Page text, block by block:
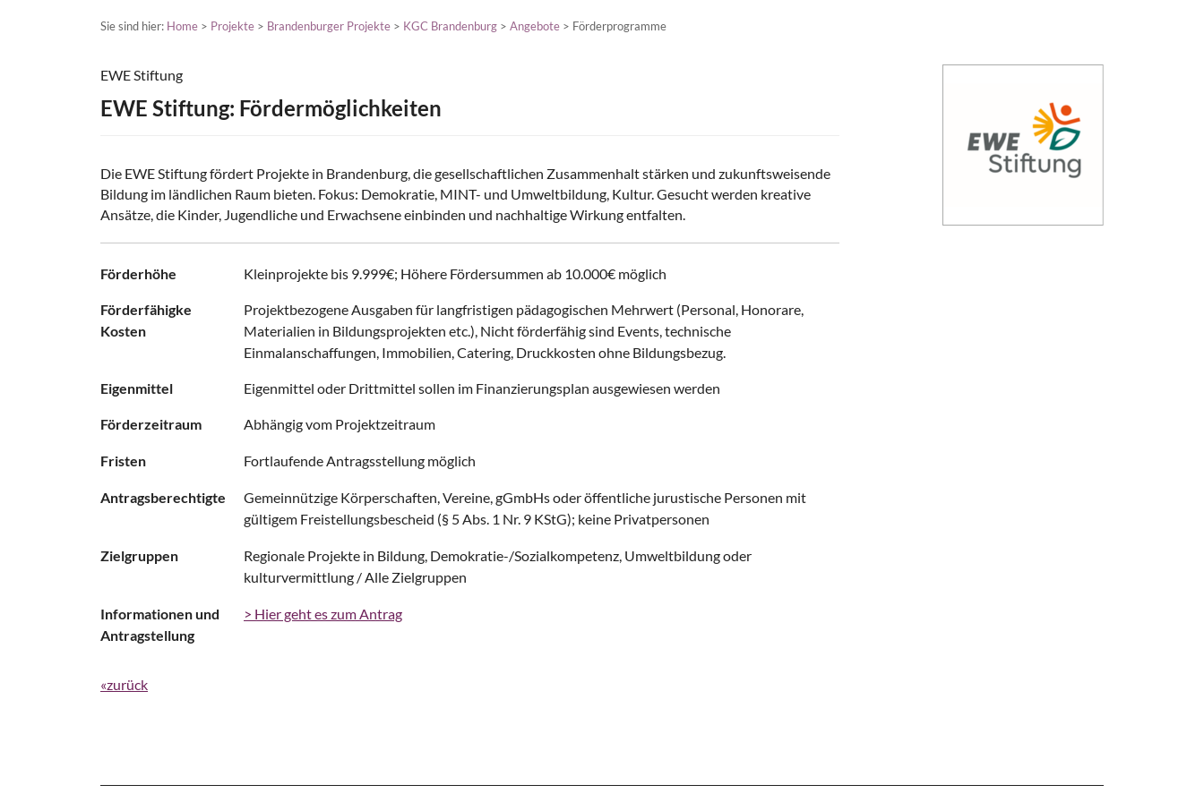
Sie sind hier: Home > Projekte > Brandenburger Projekte > KGC Brandenburg > Angebote > Förderprogramme
EWE Stiftung
EWE Stiftung: Fördermöglichkeiten
Die EWE Stiftung fördert Projekte in Brandenburg, die gesellschaftlichen Zusammenhalt stärken und zukunftsweisende
Bildung im ländlichen Raum bieten. Fokus: Demokratie, MINT- und Umweltbildung, Kultur. Gesucht werden kreative
Ansätze, die Kinder, Jugendliche und Erwachsene einbinden und nachhaltige Wirkung entfalten.
Förderhöhe Kleinprojekte bis 9.999€; Höhere Fördersummen ab 10.000€ möglich
Förderfähigke
Kosten
Projektbezogene Ausgaben für langfristigen pädagogischen Mehrwert (Personal, Honorare,
Materialien in Bildungsprojekten etc.), Nicht förderfähig sind Events, technische
Einmalanschaffungen, Immobilien, Catering, Druckkosten ohne Bildungsbezug.
Eigenmittel Eigenmittel oder Drittmittel sollen im Finanzierungsplan ausgewiesen werden
Förderzeitraum Abhängig vom Projektzeitraum
Fristen Fortlaufende Antragsstellung möglich
Antragsberechtigte
Gemeinnützige Körperschaften, Vereine, gGmbHs oder öffentliche jurustische Personen mit
gültigem Freistellungsbescheid (§ 5 Abs. 1 Nr. 9 KStG); keine Privatpersonen
Zielgruppen
Regionale Projekte in Bildung, Demokratie-/Sozialkompetenz, Umweltbildung oder
kulturvermittlung / Alle Zielgruppen
Informationen und
Antragstellung
> Hier geht es zum Antrag
«zurück